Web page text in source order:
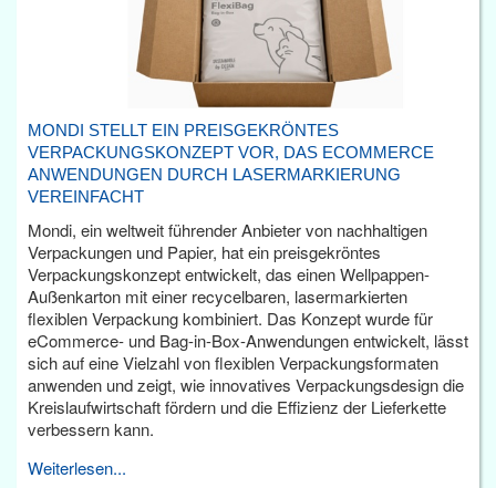
MONDI STELLT EIN PREISGEKRÖNTES
VERPACKUNGSKONZEPT VOR, DAS ECOMMERCE
ANWENDUNGEN DURCH LASERMARKIERUNG
VEREINFACHT
Mondi, ein weltweit führender Anbieter von nachhaltigen
Verpackungen und Papier, hat ein preisgekröntes
Verpackungskonzept entwickelt, das einen Wellpappen-
Außenkarton mit einer recycelbaren, lasermarkierten
flexiblen Verpackung kombiniert. Das Konzept wurde für
eCommerce- und Bag-in-Box-Anwendungen entwickelt, lässt
sich auf eine Vielzahl von flexiblen Verpackungsformaten
anwenden und zeigt, wie innovatives Verpackungsdesign die
Kreislaufwirtschaft fördern und die Effizienz der Lieferkette
verbessern kann.
Weiterlesen...